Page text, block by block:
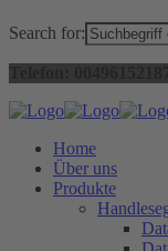
Search for:
Home
Über uns
Produkte